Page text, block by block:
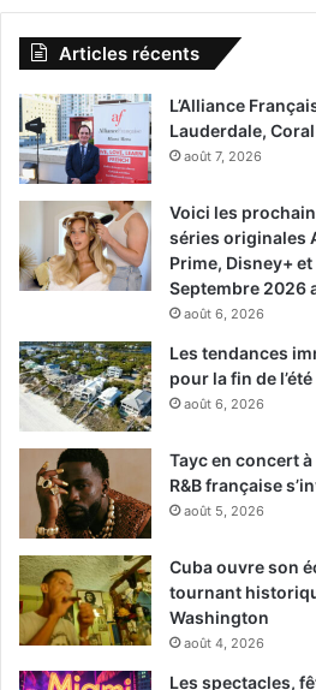
Articles récents
L’Alliance
Lauderdale,
août 7, 2026
Voici les
séries originales
Prime, Disney+
Septembre 2026
août 6, 2026
Les tendances
pour la fin de
août 6, 2026
Tayc en concert
R&B française
août 5, 2026
Cuba ouvre son
tournant
Washington
août 4, 2026
Les spectacles,